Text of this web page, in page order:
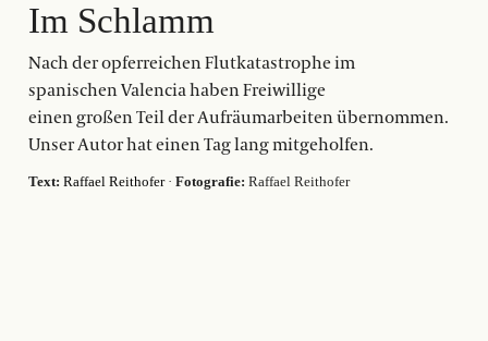
Im Schlamm
Nach der opferreichen Flutkatastrophe im
spanischen Valencia haben Freiwillige
einen großen Teil der Aufräumarbeiten übernommen.
Unser Autor hat einen Tag lang mitgeholfen.
Text: Raffael Reithofer· Fotografie: Raffael Reithofer